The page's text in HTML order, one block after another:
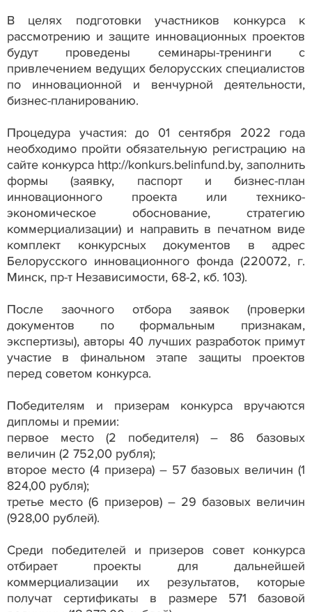
В целях подготовки участников конкурса к
рассмотрению и защите инновационных проектов
будут проведены семинары-тренинги с
привлечением ведущих белорусских специалистов
по инновационной и венчурной деятельности,
бизнес-планированию.
Процедура участия: до 01 сентября 2022 года
необходимо пройти обязательную регистрацию на
сайте конкурса http://konkurs.belinfund.by, заполнить
формы (заявку, паспорт и бизнес-план
инновационного проекта или технико-
экономическое обоснование, стратегию
коммерциализации) и направить в печатном виде
комплект конкурсных документов в адрес
Белорусского инновационного фонда (220072, г.
Минск, пр-т Независимости, 68-2, кб. 103).
После заочного отбора заявок (проверки
документов по формальным признакам,
экспертизы), авторы 40 лучших разработок примут
участие в финальном этапе защиты проектов
перед советом конкурса.
Победителям и призерам конкурса вручаются
дипломы и премии:
первое место (2 победителя) – 86 базовых
величин (2 752,00 рубля);
второе место (4 призера) – 57 базовых величин (1
824,00 рубля);
третье место (6 призеров) – 29 базовых величин
(928,00 рублей).
Среди победителей и призеров совет конкурса
отбирает проекты для дальнейшей
коммерциализации их результатов, которые
получат сертификаты в размере 571 базовой